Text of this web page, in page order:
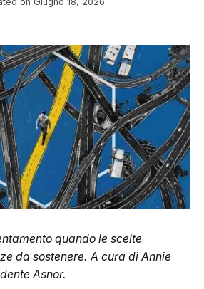
quando le scelte
da sostenere. A cura di Annie
Asnor.